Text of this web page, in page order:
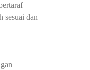
sesuai dan